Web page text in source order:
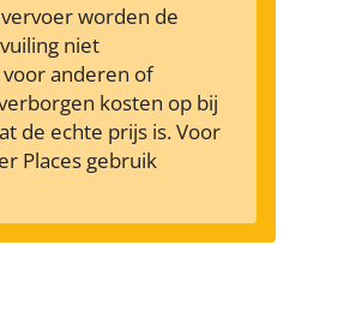
worden de
niet
anderen of
kosten op bij
de echte prijs is. Voor
Places gebruik